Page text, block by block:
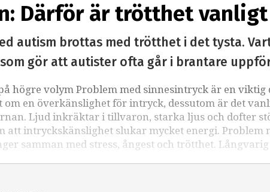
Därför är trötthet
autism brottas med trötthet i det tysta.
gör att autister ofta går i brantare
högre volym Problem med sinnesintryck är en viktig
en överkänslighet för intryck, dessutom är det
Ljud inkräktar i tillvaron, starka ljus och dofter
att intryckskänslighet slukar mycket energi. Problem
samman med stress, ångest och trötthet. Långvarig